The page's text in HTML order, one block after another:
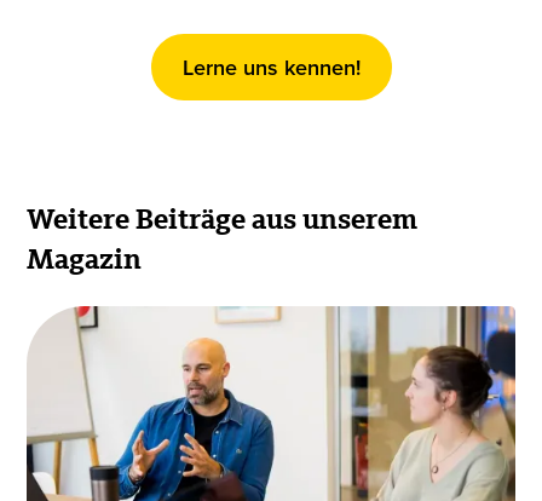
Lerne uns kennen!
Weitere Beiträge aus unserem
Magazin